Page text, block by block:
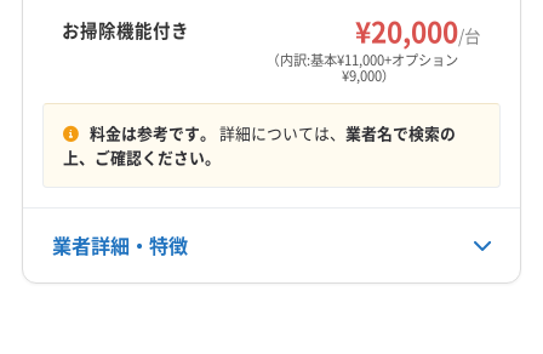
お掃除機能付き ¥20,000/台
（内訳:基本¥11,000+オプション
¥9,000）
料金は参考です。 詳細については、 業者名で検索の
上、ご確認ください。
業者詳細・特徴